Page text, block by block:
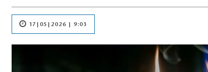
17|05|2026 | 9:03